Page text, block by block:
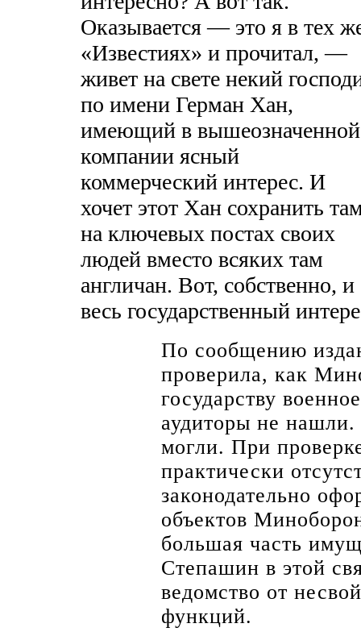
Оказывается — это я в тех
«Известиях» и прочитал, —
живет на свете некий
по имени Герман Хан,
имеющий в вышеозначенной
компании ясный
коммерческий интерес. И
хочет этот Хан сохранить
на ключевых постах своих
людей вместо всяких там
англичан. Вот, собственно, и
весь государственный
По сообщению
проверила, как
государству
аудиторы не
могли. При
практически
законодательно
объектов
большая часть
Степашин в этой
ведомство от
функций.